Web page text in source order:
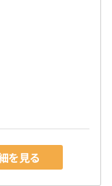
を見る